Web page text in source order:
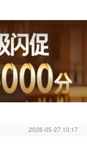
2026-05-27 10:17